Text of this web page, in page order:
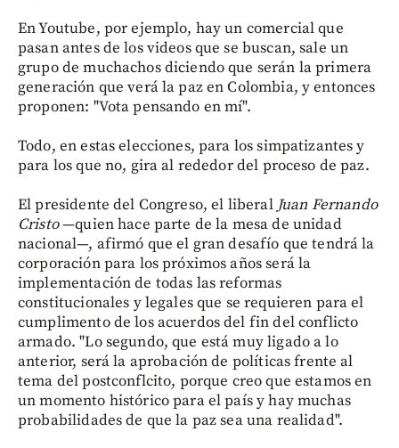
En Youtube, por ejemplo, hay un comercial que
pasan antes de los videos que se buscan, sale un
grupo de muchachos diciendo que serán la primera
generación que verá la paz en Colombia, y entonces
proponen: "Vota pensando en mí".
Todo, en estas elecciones, para los simpatizantes y
para los que no, gira al rededor del proceso de paz.
El presidente del Congreso, el liberal Juan Fernando
Cristo—quien hace parte de la mesa de unidad
nacional—, afirmó que el gran desafío que tendrá la
corporación para los próximos años será la
implementación de todas las reformas
constitucionales y legales que se requieren para el
cumplimento de los acuerdos del fin del conflicto
armado. "Lo segundo, que está muy ligado a lo
anterior, será la aprobación de políticas frente al
tema del postconflcito, porque creo que estamos en
un momento histórico para el país y hay muchas
probabilidades de que la paz sea una realidad".